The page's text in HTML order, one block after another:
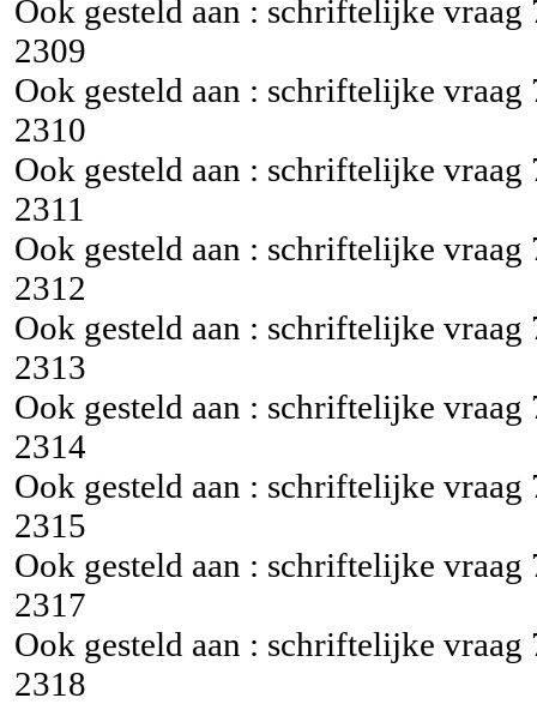
Ook gesteld aan : schriftelijke vraag
2309
Ook gesteld aan : schriftelijke vraag
2310
Ook gesteld aan : schriftelijke vraag
2311
Ook gesteld aan : schriftelijke vraag
2312
Ook gesteld aan : schriftelijke vraag
2313
Ook gesteld aan : schriftelijke vraag
2314
Ook gesteld aan : schriftelijke vraag
2315
Ook gesteld aan : schriftelijke vraag
2317
Ook gesteld aan : schriftelijke vraag
2318